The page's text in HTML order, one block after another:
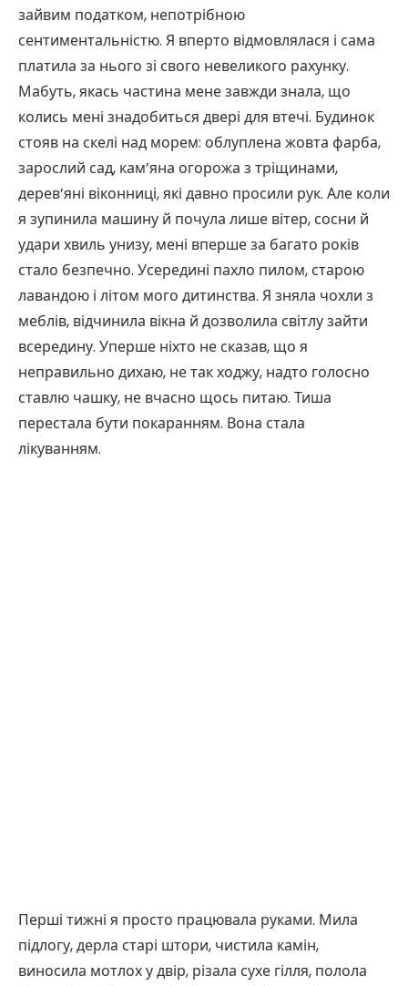
зайвим податком, непотрібною
сентиментальністю. Я вперто відмовлялася і сама
платила за нього зі свого невеликого рахунку.
Мабуть, якась частина мене завжди знала, що
колись мені знадобиться двері для втечі. Будинок
стояв на скелі над морем: облуплена жовта фарба,
зарослий сад, кам’яна огорожа з тріщинами,
дерев’яні віконниці, які давно просили рук. Але коли
я зупинила машину й почула лише вітер, сосни й
удари хвиль унизу, мені вперше за багато років
стало безпечно. Усередині пахло пилом, старою
лавандою і літом мого дитинства. Я зняла чохли з
меблів, відчинила вікна й дозволила світлу зайти
всередину. Уперше ніхто не сказав, що я
неправильно дихаю, не так ходжу, надто голосно
ставлю чашку, не вчасно щось питаю. Тиша
перестала бути покаранням. Вона стала
лікуванням.
Перші тижні я просто працювала руками. Мила
підлогу, дерла старі штори, чистила камін,
виносила мотлох у двір, різала сухе гілля, полола